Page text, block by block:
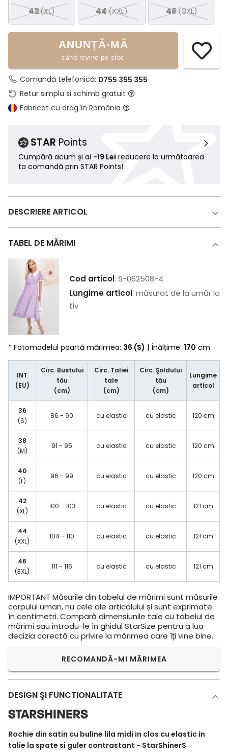
42(XL) 44(XXL) 46(3XL)
ANUNȚĂ-MĂ
când revine pe stoc
Comandă telefonică: 0755 355 355
Retur simplu si schimb gratuit
Fabricat cu drag în România
STAR Points
Cumpără acum și ai -19 Lei reducere la următoarea
ta comandă prin STAR Points!
DESCRIERE ARTICOL
TABEL DE MĂRIMI
Cod articol: S-062508-4
Lungime articol: măsurat de la umăr la
tiv
* Fotomodelul poartă mărimea: 36 (S) | Înălțime: 170 cm
INT
(EU)
Circ. Bustului
tău
(cm)
Circ. Taliei
tale
(cm)
Circ. Şoldului
tău
(cm)
Lungime
articol
36
(S)
86 - 90 cu elastic cu elastic 120 cm
38
(M)
91 - 95 cu elastic cu elastic 120 cm
40
(L)
96 - 99 cu elastic cu elastic 120 cm
42
(XL)
100 - 103 cu elastic cu elastic 121 cm
44
(XXL)
104 - 110 cu elastic cu elastic 121 cm
46
(3XL)
111 - 116 cu elastic cu elastic 121 cm
IMPORTANT Măsurile din tabelul de mărimi sunt măsurile
corpului uman, nu cele ale articolului și sunt exprimate
în centimetri. Compară dimensiunile tale cu tabelul de
mărimi sau introdu-le în ghidul StarSize pentru a lua
decizia corectă cu privire la mărimea care îți vine bine.
RECOMANDĂ-MI MĂRIMEA
DESIGN ŞI FUNCTIONALITATE
Rochie din satin cu buline lila midi in clos cu elastic in
talie la spate si guler contrastant - StarShinerS